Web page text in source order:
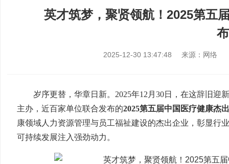
英才筑梦，聚贤领航！2025第五
布
2025-12-30 13:47:48 来源：网络
岁序更替，华章日新。2025年12月30日，在这辞旧
主办，近百家单位联合发布的2025第五届中国医疗健康杰
康领域人力资源管理与员工福祉建设的杰出企业，彰显行
可持续发展注入强劲动力。